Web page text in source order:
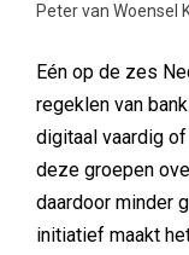
Peter van Woensel
Eén op de zes
regeklen van
digitaal vaardig
deze groepen
daardoor minder
initiatief maakt